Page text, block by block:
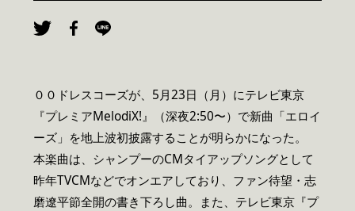
００ドレスコーズが、5月23日（月）にテレビ東京
『プレミアMelodiX!』（深夜2:50〜）で新曲「エロイ
ーズ」を地上波初披露することが明らかになった。
本楽曲は、シャンプーのCMタイアップソングとして
昨年TVCMなどでオンエアしており、ファン待望・志
磨遼平節全開の書き下ろし曲。また、テレビ東京『プ